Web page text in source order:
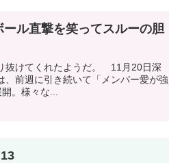
ル直撃を笑ってスルーの胆
抜けてくれたようだ。 11月20日深
前週に引き続いて「メンバー愛が強
。様々な...